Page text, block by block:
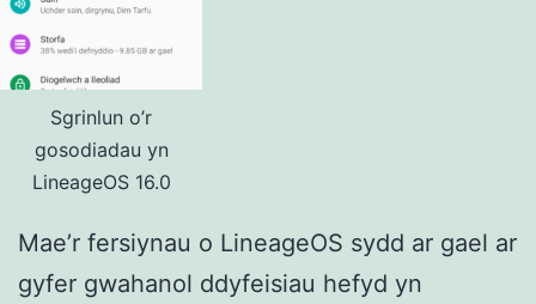
Sgrinlun o’r
gosodiadau yn
LineageOS 16.0
Mae’r fersiynau o LineageOS sydd ar gael ar
gyfer gwahanol ddyfeisiau hefyd yn